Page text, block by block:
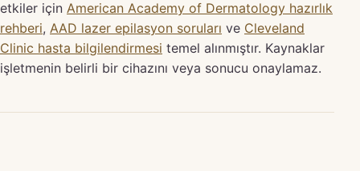
etkiler için American Academy of Dermatology hazırlık
rehberi, AAD lazer epilasyon soruları ve Cleveland
Clinic hasta bilgilendirmesi temel alınmıştır. Kaynaklar
işletmenin belirli bir cihazını veya sonucu onaylamaz.